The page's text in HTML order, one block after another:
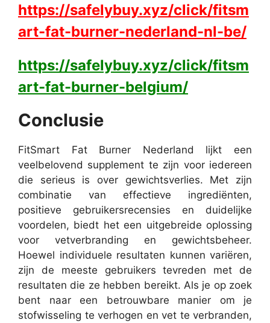
https://safelybuy.xyz/click/fitsm
art-fat-burner-nederland-nl-be/
https://safelybuy.xyz/click/fitsm
art-fat-burner-belgium/
Conclusie
FitSmart Fat Burner Nederland lijkt een
veelbelovend supplement te zijn voor iedereen
die serieus is over gewichtsverlies. Met zijn
combinatie van effectieve ingrediënten,
positieve gebruikersrecensies en duidelijke
voordelen, biedt het een uitgebreide oplossing
voor vetverbranding en gewichtsbeheer.
Hoewel individuele resultaten kunnen variëren,
zijn de meeste gebruikers tevreden met de
resultaten die ze hebben bereikt. Als je op zoek
bent naar een betrouwbare manier om je
stofwisseling te verhogen en vet te verbranden,